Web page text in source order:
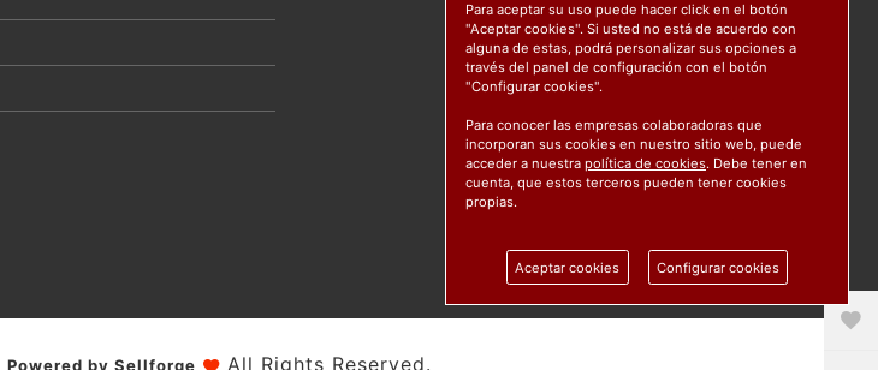
Powered by Sellforge All Rights Reserved.
Para aceptar su uso puede hacer click en el botón
"Aceptar cookies". Si usted no está de acuerdo con
alguna de estas, podrá personalizar sus opciones a
través del panel de configuración con el botón
"Configurar cookies".
Para conocer las empresas colaboradoras que
incorporan sus cookies en nuestro sitio web, puede
acceder a nuestra política de cookies. Debe tener en
cuenta, que estos terceros pueden tener cookies
propias.
Aceptar cookies Configurar cookies